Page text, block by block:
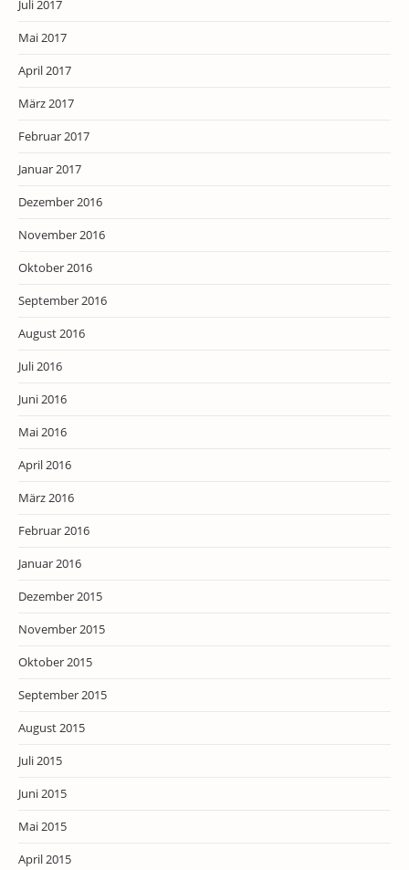
Juli 2017
Mai 2017
April 2017
März 2017
Februar 2017
Januar 2017
Dezember 2016
November 2016
Oktober 2016
September 2016
August 2016
Juli 2016
Juni 2016
Mai 2016
April 2016
März 2016
Februar 2016
Januar 2016
Dezember 2015
November 2015
Oktober 2015
September 2015
August 2015
Juli 2015
Juni 2015
Mai 2015
April 2015